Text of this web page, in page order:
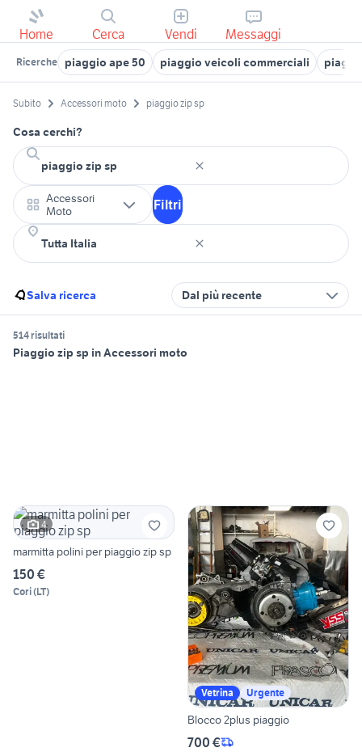
Home Cerca Vendi Messaggi
Ricerche piaggio ape 50 piaggio veicoli commerciali
Subito Accessori moto piaggio zip sp
Cosa cerchi?
Accessori
Moto
Filtri
Salva ricerca Dal più recente
514 risultati
Piaggio zip sp in Accessori moto
4
marmitta polini per piaggio zip sp
150 €
Cori(LT)
Vetrina Urgente
Blocco 2plus piaggio
700 €